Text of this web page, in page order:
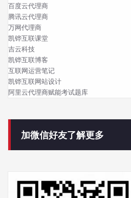
百度云代理商
腾讯云代理商
万网代理商
凯铧互联课堂
吉云科技
凯铧互联博客
互联网运营笔记
凯铧互联网站设计
阿里云代理商赋能考试题库
加微信好友了解更多